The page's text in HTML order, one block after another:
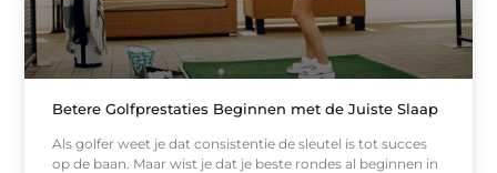
Betere Golfprestaties Beginnen met de Juiste Slaap
Als golfer weet je dat consistentie de sleutel is tot succes
op de baan. Maar wist je dat je beste rondes al beginnen in